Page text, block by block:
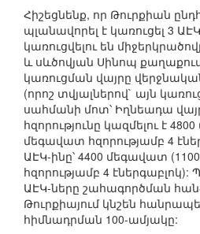
Հիշեցնենք, որ Թուրքիան
պլանավորել է կառուցել 3
կառուցվելու են
և սևծովյան Սինոպ
կառուցման վայրը
(որոշ տվյալներով` այն
սահմանի մոտ՝ Իղնեադա
հզորությունը կազմելու է
մեգավատ հզորությամբ 4
ԱԷԿ-ինը՝ 4400 մեգավատ
հզորությամբ 4
ԱԷԿ-ները շահագործման
Թուրքիայում կնշեն
հիմնադրման 100-ամյակը: